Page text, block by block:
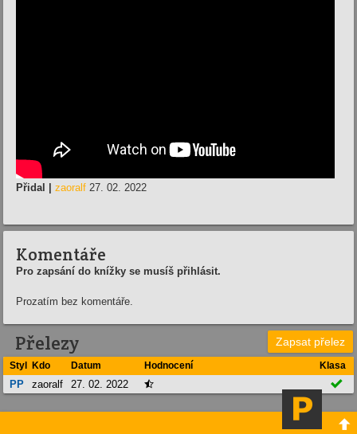
Přidal | zaoralf 27. 02. 2022
Komentáře
Pro zapsání do knížky se musíš přihlásit.
Prozatím bez komentáře.
Přelezy Zapsat přelez
Styl Kdo Datum Hodnocení Klasa
PP zaoralf 27. 02. 2022  
